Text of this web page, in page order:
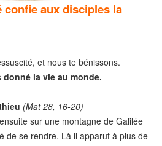
confie aux disciples la
et nous te bénissons.
donné la vie au monde.
(Mat 28, 16-20)
sur une montagne de Galilée
de se rendre. Là il apparut à plus de